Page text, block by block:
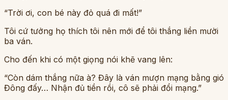
“Trời ơi, con bé này đỏ quá đi mất!”
Tôi cứ tưởng họ thích tôi nên mới để tôi thắng liền mười
ba ván.
Cho đến khi có một giọng nói khẽ vang lên:
“Còn dám thắng nữa à? Đây là ván mượn mạng bằng gió
Đông đấy… Nhận đủ tiền rồi, cô sẽ phải đổi mạng.”